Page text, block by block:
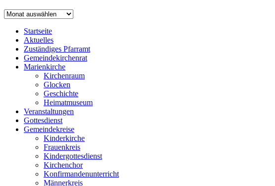
Archiv
Startseite
Aktuelles
Zuständiges Pfarramt
Gemeindekirchenrat
Marienkirche
Kirchenraum
Glocken
Geschichte
Heimatmuseum
Veranstaltungen
Gottesdienst
Gemeindekreise
Kinderkirche
Frauenkreis
Kindergottesdienst
Kirchenchor
Konfirmandenunterricht
Männerkreis